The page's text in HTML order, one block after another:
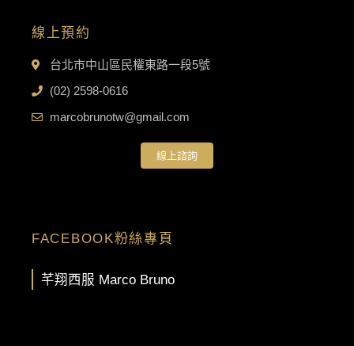
線上預約
台北市中山區民權東路一段5號
(02) 2598-0616
marcobrunotw@gmail.com
線上諮詢
FACEBOOK粉絲專頁
芊翔西服 Marco Bruno